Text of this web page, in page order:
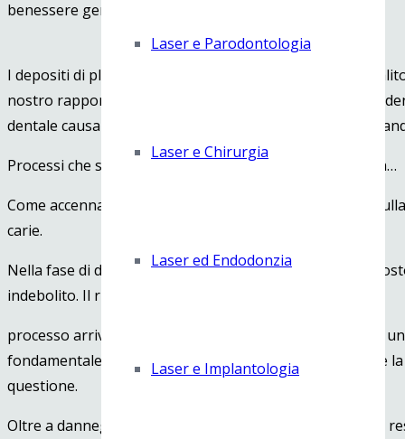
Laser e Parodontologia
Laser e Chirurgia
Laser ed Endodonzia
Laser e Implantologia
benessere generale.
I depositi di placca, infatti, comportano: l’insorgenza di
nostro rapportarci con gli altri), ingiallimento dei nostri
dentale causando macchie, decalcificazioni, carie e
Processi che si innescano in presenza di placca batterica…
Come accennavo la permanenza della placca batterica
carie.
Nella fase di demineralizzazione, lo smalto dentale
indebolito. Il rischio è quello che tale
processo arrivi ad attaccare la dentina dando origine ad
fondamentale l’intervento odontoiatrico, per evitare che
questione.
Oltre a danneggiare i nostri denti, la placca dentale sarà